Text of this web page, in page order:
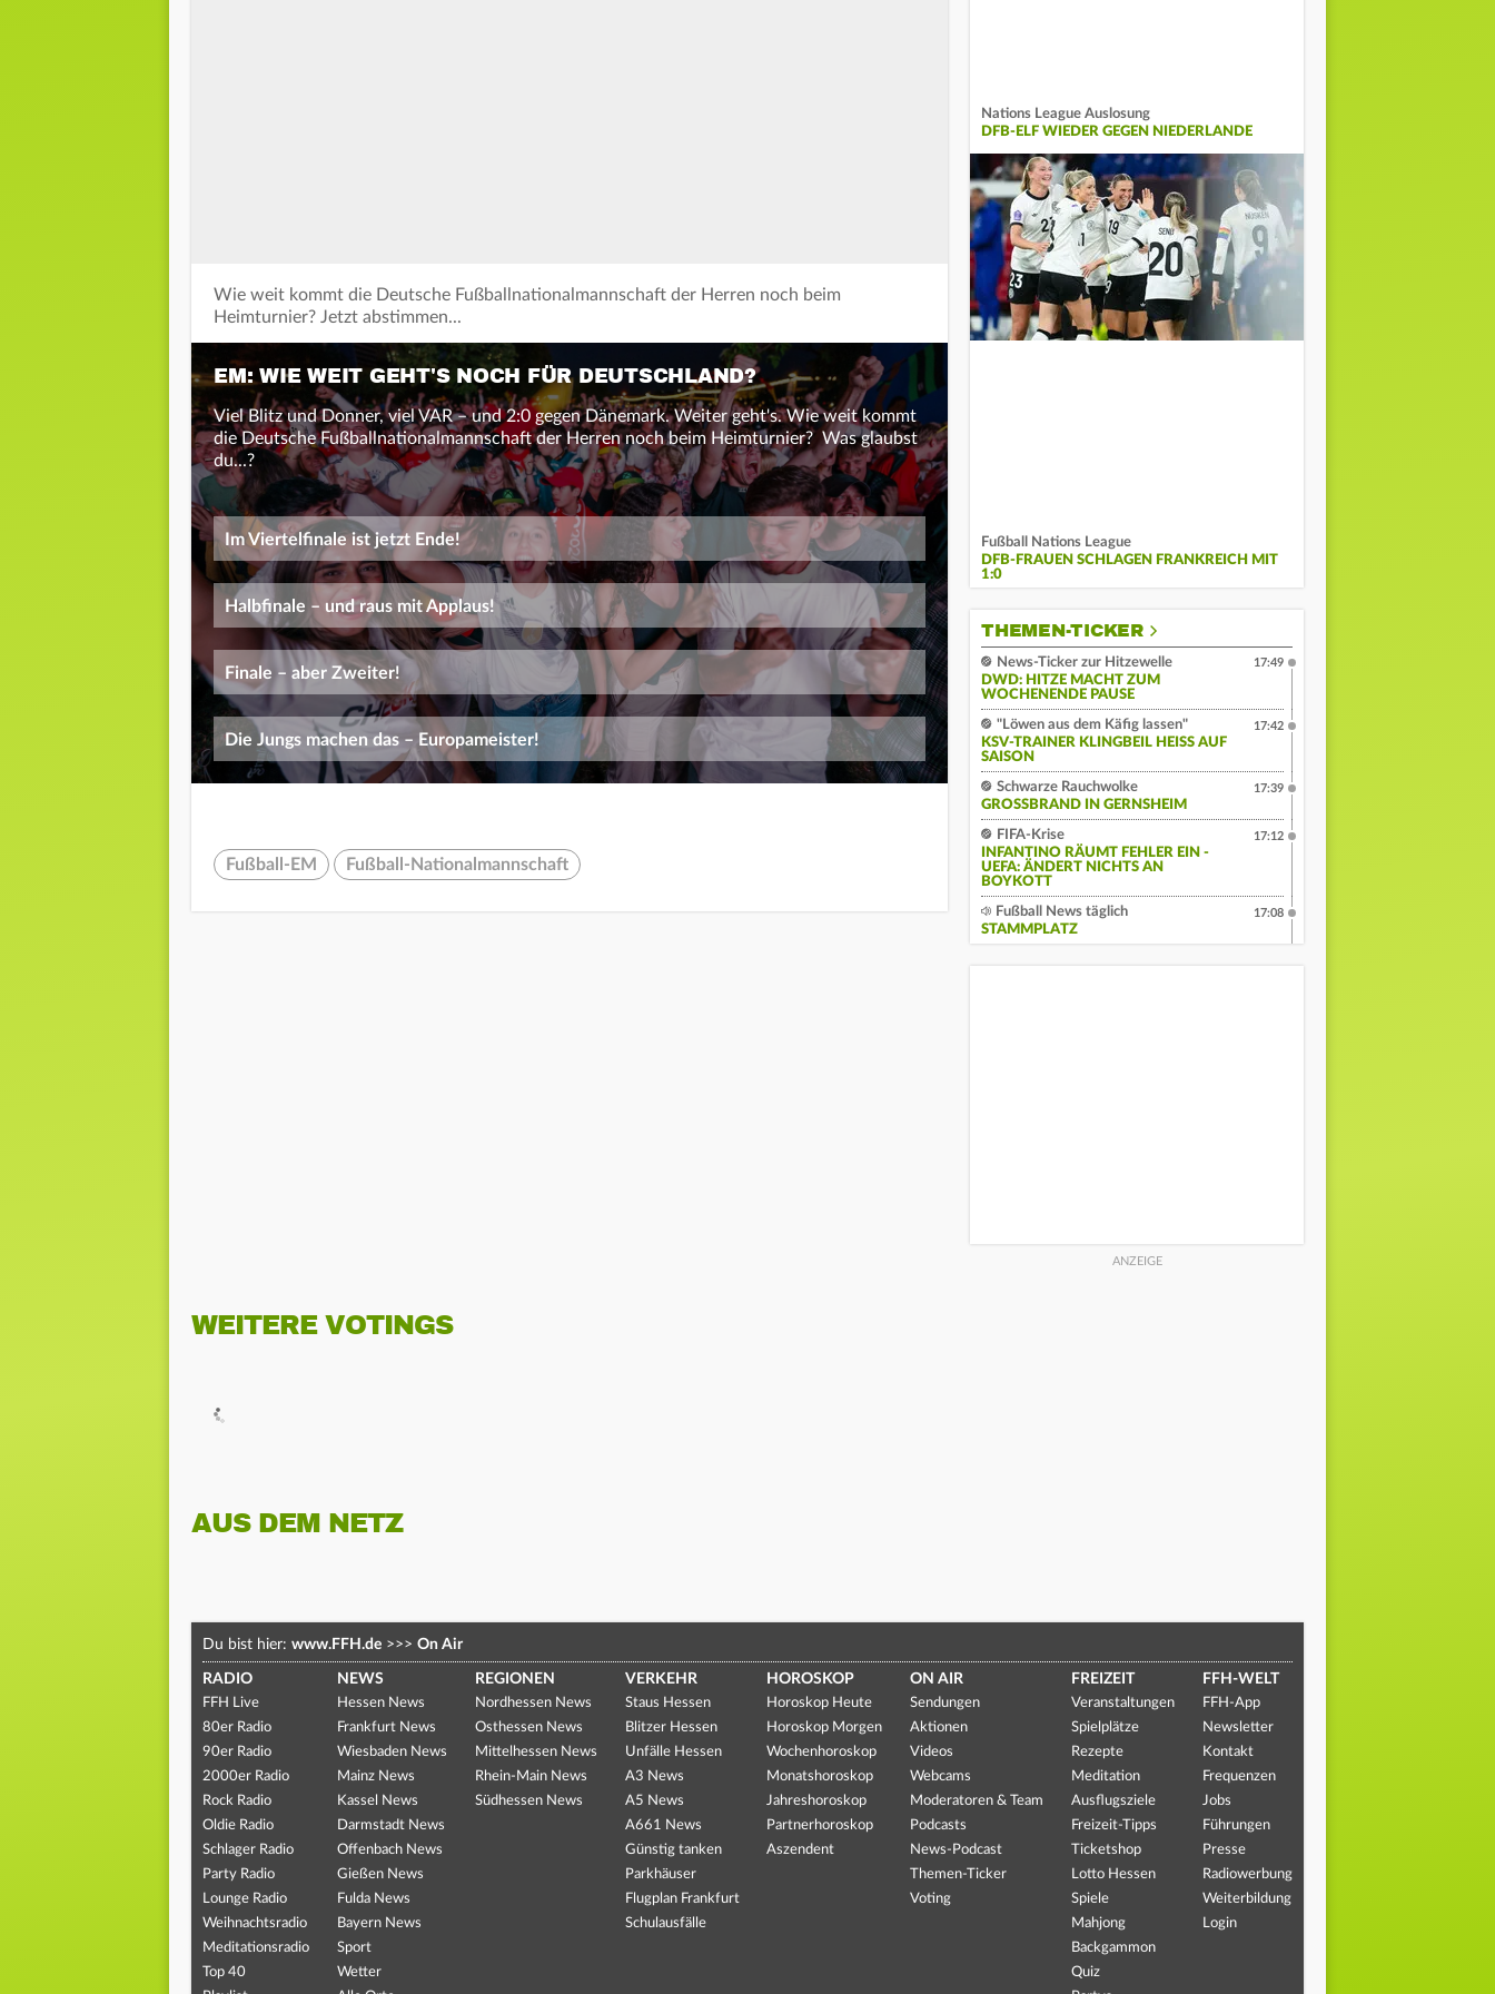
Wie weit kommt die Deutsche Fußballnationalmannschaft der Herren noch beim
Heimturnier? Jetzt abstimmen...
EM: WIE WEIT GEHT'S NOCH FÜR DEUTSCHLAND?
Viel Blitz und Donner, viel VAR – und 2:0 gegen Dänemark. Weiter geht's. Wie weit kommt
die Deutsche Fußballnationalmannschaft der Herren noch beim Heimturnier? Was glaubst
du...?
Im Viertelfinale ist jetzt Ende!
Halbfinale – und raus mit Applaus!
Finale – aber Zweiter!
Die Jungs machen das – Europameister!
Fußball-EM Fußball-Nationalmannschaft
Nations League Auslosung
DFB-ELF WIEDER GEGEN NIEDERLANDE
Fußball Nations League
DFB-FRAUEN SCHLAGEN FRANKREICH MIT
1:0
THEMEN-TICKER
News-Ticker zur Hitzewelle
DWD: HITZE MACHT ZUM
WOCHENENDE PAUSE
17:49
"Löwen aus dem Käfig lassen"
KSV-TRAINER KLINGBEIL HEISS AUF S
AISON
17:42
Schwarze Rauchwolke
GROSSBRAND IN GERNSHEIM
17:39
FIFA-Krise
INFANTINO RÄUMT FEHLER EIN -
UEFA: ÄNDERT NICHTS AN
BOYKOTT
17:12
Fußball News täglich
STAMMPLATZ
17:08
WEITERE VOTINGS
AUS DEM NETZ
Du bist hier: www.FFH.de >>> On Air
RADIO
FFH Live
80er Radio
90er Radio
2000er Radio
Rock Radio
Oldie Radio
Schlager Radio
Party Radio
Lounge Radio
Weihnachtsradio
Meditationsradio
Top 40
NEWS
Hessen News
Frankfurt News
Wiesbaden News
Mainz News
Kassel News
Darmstadt News
Offenbach News
Gießen News
Fulda News
Bayern News
Sport
Wetter
REGIONEN
Nordhessen News
Osthessen News
Mittelhessen News
Rhein-Main News
Südhessen News
VERKEHR
Staus Hessen
Blitzer Hessen
Unfälle Hessen
A3 News
A5 News
A661 News
Günstig tanken
Parkhäuser
Flugplan Frankfurt
Schulausfälle
HOROSKOP
Horoskop Heute
Horoskop Morgen
Wochenhoroskop
Monatshoroskop
Jahreshoroskop
Partnerhoroskop
Aszendent
ON AIR
Sendungen
Aktionen
Videos
Webcams
Moderatoren & Team
Podcasts
News-Podcast
Themen-Ticker
Voting
FREIZEIT
Veranstaltungen
Spielplätze
Rezepte
Meditation
Ausflugsziele
Freizeit-Tipps
Ticketshop
Lotto Hessen
Spiele
Mahjong
Backgammon
Quiz
FFH-WELT
FFH-App
Newsletter
Kontakt
Frequenzen
Jobs
Führungen
Presse
Radiowerbung
Weiterbildung
Login